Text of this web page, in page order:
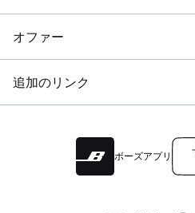
オファー
追加のリンク
ボーズアプリ